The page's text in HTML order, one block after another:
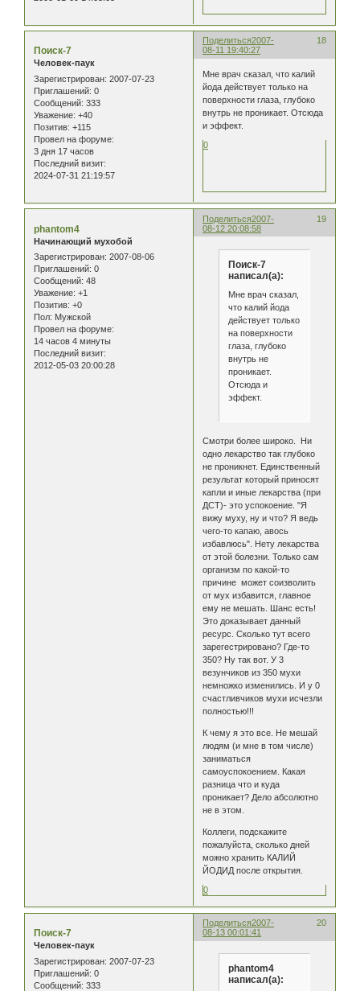
Поделиться 18
2007-
08-11 19:40:27
Поиск-7
Человек-паук
Зарегистрирован: 2007-07-23
Приглашений: 0
Сообщений: 333
Уважение: +40
Позитив: +115
Провел на форуме:
3 дня 17 часов
Последний визит:
2024-07-31 21:19:57
Мне врач сказал, что калий
йода действует только на
поверхности глаза, глубоко
внутрь не проникает. Отсюда
и эффект.
0
Поделиться 19
2007-
08-12 20:08:58
phantom4
Начинающий мухобой
Зарегистрирован: 2007-08-06
Приглашений: 0
Сообщений: 48
Уважение: +1
Позитив: +0
Пол: Мужской
Провел на форуме:
14 часов 4 минуты
Последний визит:
2012-05-03 20:00:28
Поиск-7
написал(а):
Мне врач сказал,
что калий йода
действует только
на поверхности
глаза, глубоко
внутрь не
проникает.
Отсюда и
эффект.
Смотри более широко. Ни
одно лекарство так глубоко
не проникнет. Единственный
результат который приносят
капли и иные лекарства (при
ДСТ)- это успокоение. "Я
вижу муху, ну и что? Я ведь
чего-то капаю, авось
избавлюсь". Нету лекарства
от этой болезни. Только сам
организм по какой-то
причине может соизволить
от мух избавится, главное
ему не мешать. Шанс есть!
Это доказывает данный
ресурс. Сколько тут всего
зарегестрировано? Где-то
350? Ну так вот. У 3
везунчиков из 350 мухи
немножко изменились. И у 0
счастливчиков мухи исчезли
полностью!!!
К чему я это все. Не мешай
людям (и мне в том числе)
заниматься
самоуспокоением. Какая
разница что и куда
проникает? Дело абсолютно
не в этом.
Коллеги, подскажите
пожалуйста, сколько дней
можно хранить КАЛИЙ
ЙОДИД после открытия.
0
Поделиться 20
2007-
08-13 00:01:41
Поиск-7
Человек-паук
Зарегистрирован: 2007-07-23
Приглашений: 0
Сообщений: 333
phantom4
написал(а):